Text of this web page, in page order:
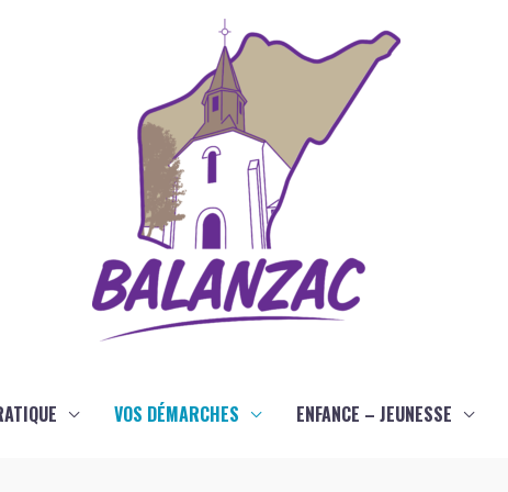
VOS DÉMARCHES ENFANCE – JEUNESSE